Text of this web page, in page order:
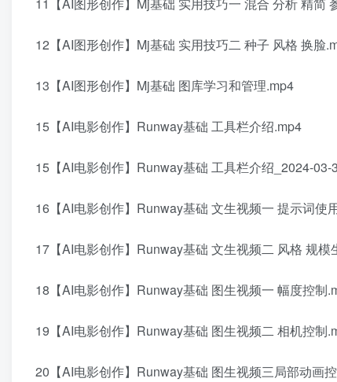
11【AI图形创作】Mj基础 实用技巧一 混合 分析 精简
12【AI图形创作】Mj基础 实用技巧二 种子 风格 换脸
13【AI图形创作】Mj基础 图库学习和管理.mp4
15【AI电影创作】Runway基础 工具栏介绍.mp4
15【AI电影创作】Runway基础 工具栏介绍_2024-03-
16【AI电影创作】Runway基础 文生视频一 提示词使
17【AI电影创作】Runway基础 文生视频二 风格 规模
18【AI电影创作】Runway基础 图生视频一 幅度控制
19【AI电影创作】Runway基础 图生视频二 相机控制
20【AI电影创作】Runway基础 图生视频三局部动画